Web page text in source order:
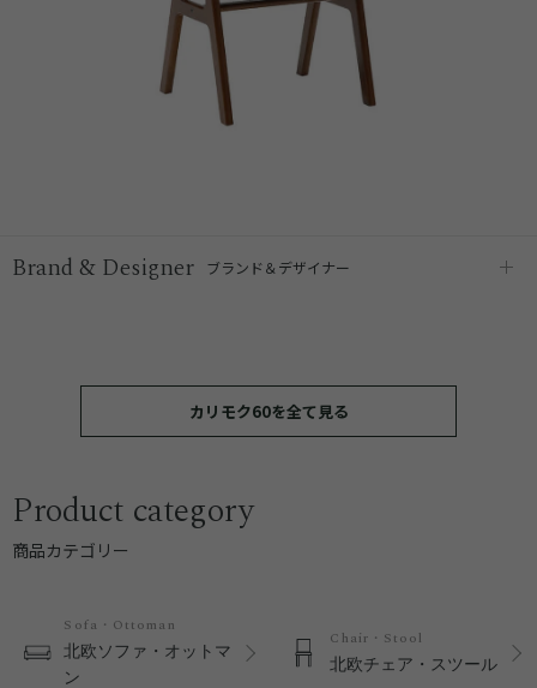
Brand & Designer ブランド＆デザイナー
カリモク60を全て見る
Product category
商品カテゴリー
Sofa・Ottoman
北欧ソファ・オットマ
ン
Chair・Stool
北欧チェア・スツール